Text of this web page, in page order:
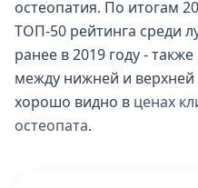
остеопатия. По итогам
ТОП-50 рейтинга среди
ранее в 2019 году -
между нижней и верхней
хорошо видно в ценах
остеопата.